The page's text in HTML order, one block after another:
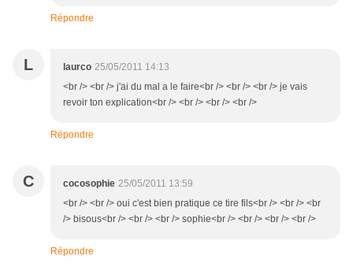
Répondre
L laurco 25/05/2011 14:13
<br /> <br /> j'ai du mal a le faire<br /> <br /> <br /> je vais
revoir ton explication<br /> <br /> <br /> <br />
Répondre
C cocosophie 25/05/2011 13:59
<br /> <br /> oui c'est bien pratique ce tire fils<br /> <br /> <br
/> bisous<br /> <br /> <br /> sophie<br /> <br /> <br /> <br />
Répondre